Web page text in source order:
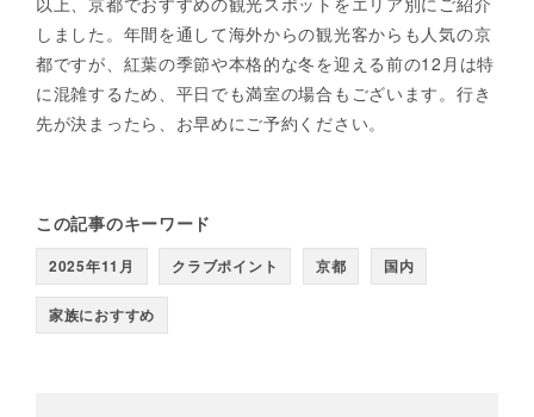
しました。年間を通して海外からの観光客からも人気の京
都ですが、紅葉の季節や本格的な冬を迎える前の12月は特
に混雑するため、平日でも満室の場合もございます。行き
先が決まったら、お早めにご予約ください。
この記事のキーワード
2025年11月 クラブポイント 京都 国内
家族におすすめ